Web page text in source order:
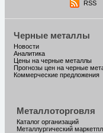
RSS
Черные металлы
Новости
Аналитика
Цены на черные металлы
Прогнозы цен на черные
Коммерческие предложения
Металлоторговля
Каталог организаций
Металлургический